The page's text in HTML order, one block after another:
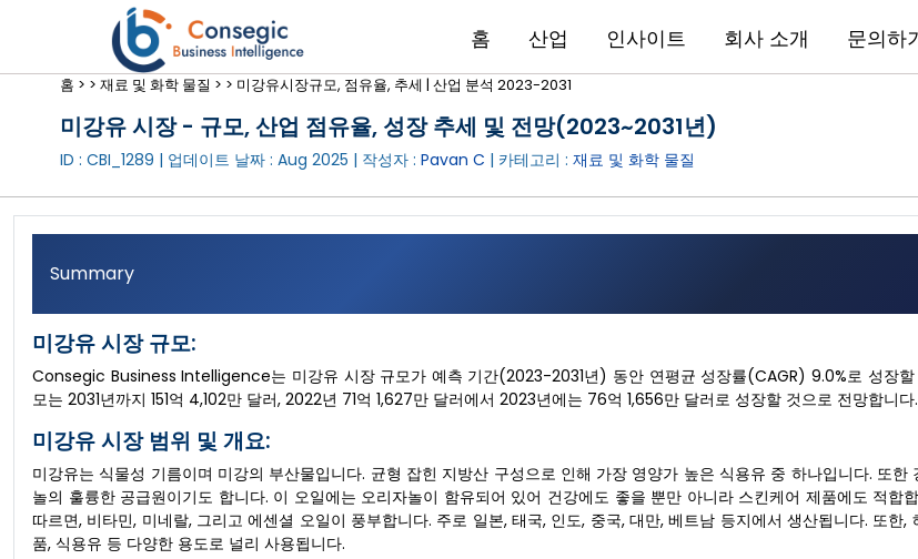
홈 산업 인사이트 회사 소개 문의하
홈 > > 재료 및 화학 물질 > > 미강유시장규모, 점유율, 추세 | 산업 분석 2023-2031
미강유 시장 - 규모, 산업 점유율, 성장 추세 및 전망(2023~2031년)
ID : CBI_1289 | 업데이트 날짜 : Aug 2025 | 작성자 : Pavan C | 카테고리 : 재료 및 화학 물질
Summary
미강유 시장 규모:
Consegic Business Intelligence는 미강유 시장 규모가 예측 기간(2023-2031년) 동안 연평균 성장률(CAGR) 9.0%로 성장할
모는 2031년까지 151억 4,102만 달러, 2022년 71억 1,627만 달러에서 2023년에는 76억 1,656만 달러로 성장할 것으로 전망합니다.
미강유 시장 범위 및 개요:
미강유는 식물성 기름이며 미강의 부산물입니다. 균형 잡힌 지방산 구성으로 인해 가장 영양가 높은 식용유 중 하나입니다. 또한
놀의 훌륭한 공급원이기도 합니다. 이 오일에는 오리자놀이 함유되어 있어 건강에도 좋을 뿐만 아니라 스킨케어 제품에도 적합
따르면, 비타민, 미네랄, 그리고 에센셜 오일이 풍부합니다. 주로 일본, 태국, 인도, 중국, 대만, 베트남 등지에서 생산됩니다. 또한,
품, 식용유 등 다양한 용도로 널리 사용됩니다.